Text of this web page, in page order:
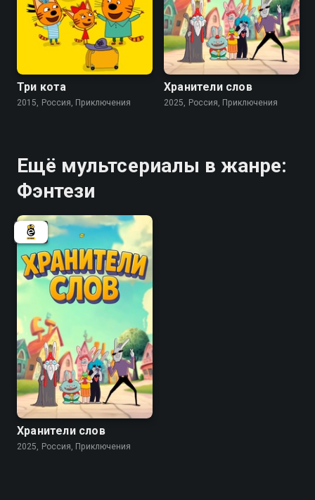
6.7
Три кота
2015, Россия, Приключения
Хранители слов
2025, Россия, Приключения
Ещё мультсериалы в жанре:
Фэнтези
Хранители слов
2025, Россия, Приключения